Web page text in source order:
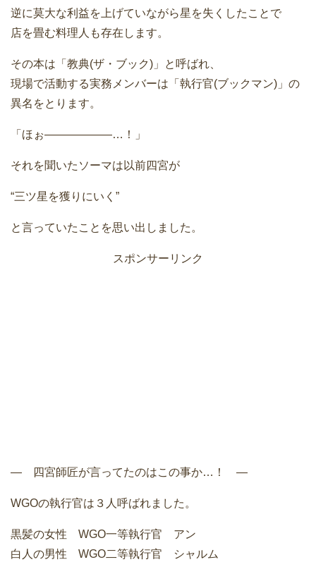
逆に莫大な利益を上げていながら星を失くしたことで
店を畳む料理人も存在します。
その本は「教典(ザ・ブック)」と呼ばれ、
現場で活動する実務メンバーは「執行官(ブックマン)」の
異名をとります。
「ほぉ――――――…！」
それを聞いたソーマは以前四宮が
“三ツ星を獲りにいく”
と言っていたことを思い出しました。
スポンサーリンク
― 四宮師匠が言ってたのはこの事か…！ ―
WGOの執行官は３人呼ばれました。
黒髪の女性 WGO一等執行官 アン
白人の男性 WGO二等執行官 シャルム